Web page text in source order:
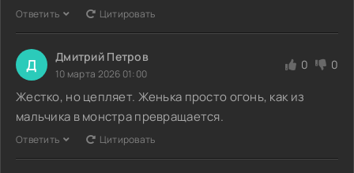
Ответить Цитировать
Д Дмитрий Петров
10 марта 2026 01:00
0 0
Жестко, но цепляет. Женька просто огонь, как из
мальчика в монстра превращается.
Ответить Цитировать